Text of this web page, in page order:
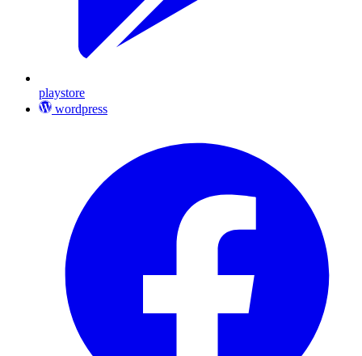
playstore
wordpress